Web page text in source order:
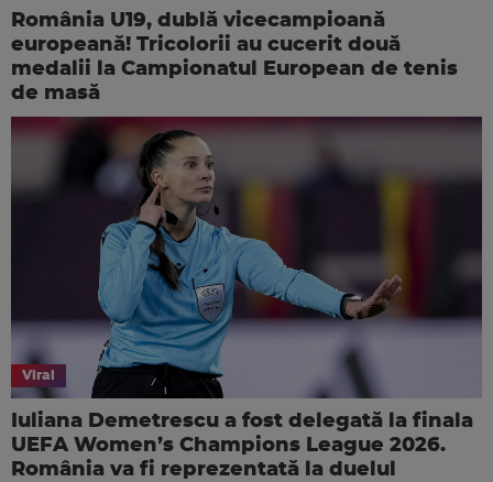
România U19, dublă vicecampioană
europeană! Tricolorii au cucerit două
medalii la Campionatul European de tenis
de masă
Viral
Iuliana Demetrescu a fost delegată la finala
UEFA Women’s Champions League 2026.
România va fi reprezentată la duelul